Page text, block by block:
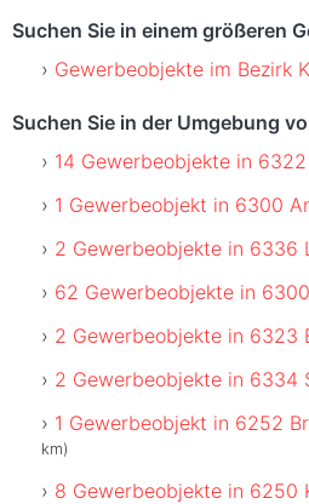
Suchen Sie in einem größeren
Gewerbeobjekte im Bezirk
Suchen Sie in der Umgebung
14 Gewerbeobjekte in
1 Gewerbeobjekt in 6300
2 Gewerbeobjekte in 6336
62 Gewerbeobjekte in
2 Gewerbeobjekte in 6323
2 Gewerbeobjekte in 6334
1 Gewerbeobjekt in 6252
km)
8 Gewerbeobjekte in 6250